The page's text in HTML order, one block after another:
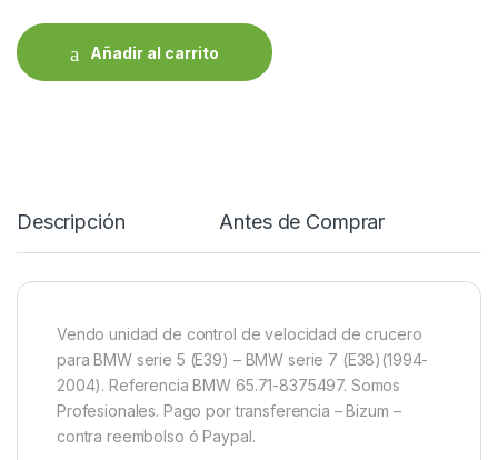
Añadir al carrito
Descripción Antes de Comprar
Vendo unidad de control de velocidad de crucero
para BMW serie 5 (E39) – BMW serie 7 (E38)(1994-
2004). Referencia BMW 65.71-8375497. Somos
Profesionales. Pago por transferencia – Bizum –
contra reembolso ó Paypal.